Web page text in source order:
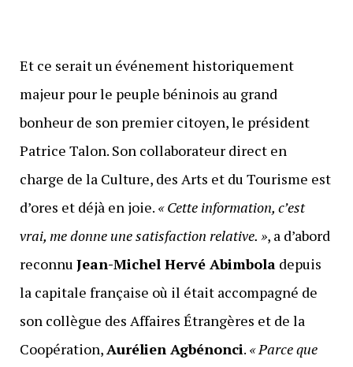
Et ce serait un événement historiquement
majeur pour le peuple béninois au grand
bonheur de son premier citoyen, le président
Patrice Talon. Son collaborateur direct en
charge de la Culture, des Arts et du Tourisme est
d’ores et déjà en joie. « Cette information, c’est
vrai, me donne une satisfaction relative. », a d’abord
reconnu Jean-Michel Hervé Abimboladepuis
la capitale française où il était accompagné de
son collègue des Affaires Étrangères et de la
Coopération,Aurélien Agbénonci. « Parce que